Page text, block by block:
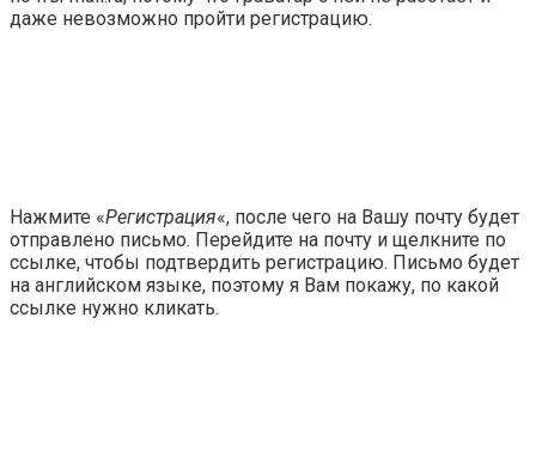
даже невозможно пройти регистрацию.
Нажмите «Регистрация«, после чего на Вашу почту будет
отправлено письмо. Перейдите на почту и щелкните по
ссылке, чтобы подтвердить регистрацию. Письмо будет
на английском языке, поэтому я Вам покажу, по какой
ссылке нужно кликать.